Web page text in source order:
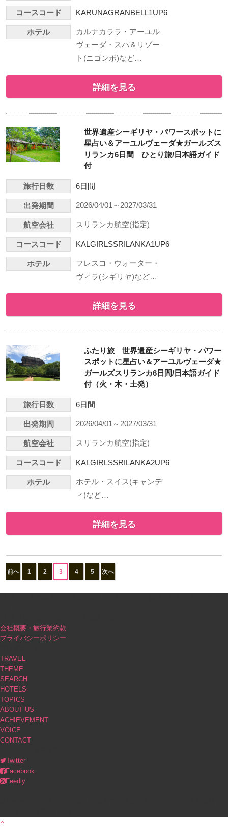
コースコード KARUNAGRANBELL1UP6
ホテル
カルナカララ・アーユル
ヴェーダ・スパ＆リゾー
ト(ニゴンボ)など…
詳細を見る
世界遺産シーギリヤ・パワースポットに
星占い＆アーユルヴェーダ★ガールズス
リランカ6日間 ひとり旅/日本語ガイド
付
旅行日数 6日間
出発期間 2026/04/01～2027/03/31
航空会社 スリランカ航空(指定)
コースコード KALGIRLSSRILANKA1UP6
ホテル
フレスコ・ウォーター・
ヴィラ(シギリヤ)など…
詳細を見る
ふたり旅 世界遺産シーギリヤ・パワー
スポットに星占い＆アーユルヴェーダ★
ガールズスリランカ6日間/日本語ガイド
付（火・木・土発）
旅行日数 6日間
出発期間 2026/04/01～2027/03/31
航空会社 スリランカ航空(指定)
コースコード KALGIRLSSRILANKA2UP6
ホテル
ホテル・スイス(キャンデ
ィ)など…
詳細を見る
前へ 1 2 3 4 5 次へ
会社概要・旅行業約款
プライバシーポリシー
TRAVEL
THEME
SEARCH
HOTELS
TOPICS
ABOUT US
ACHIEVEMENT
VOICE
CONTACT
Twitter
Facebook
Feedly